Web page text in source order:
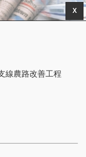
X
線農路改善工程